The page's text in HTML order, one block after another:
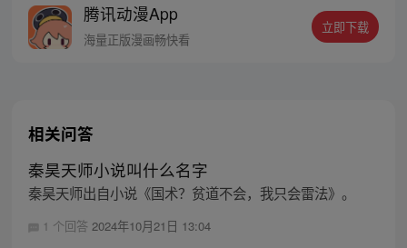
者卖报小郎君同名小说 QQ群号：
799493374
腾讯动漫App
海量正版漫画畅快看
立即下载
相关问答
秦昊天师小说叫什么名字
秦昊天师出自小说《国术？贫道不会，我只会雷法》。
1 个回答 2024年10月21日 13:04